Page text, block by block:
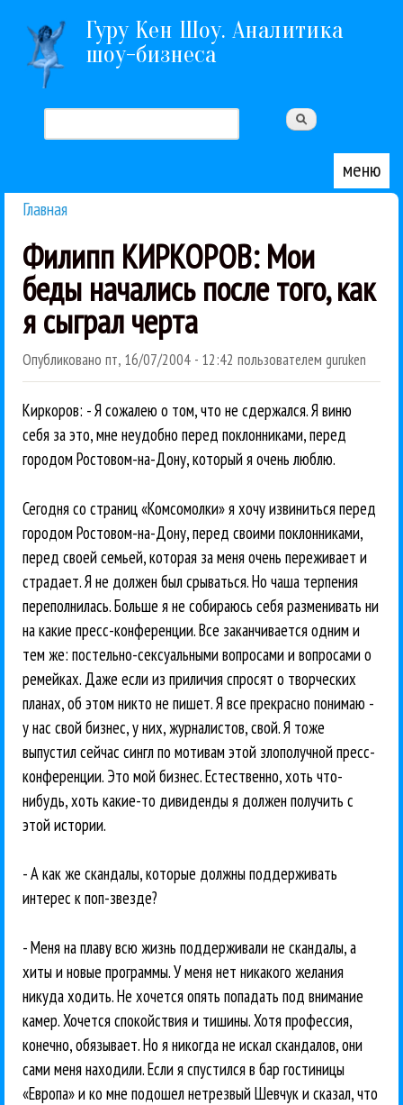
Перейти к основному содержанию
Гуру Кен Шоу. Аналитика
шоу-бизнеса
Форма поиска
меню
Главная
Филипп КИРКОРОВ: Мои
беды начались после того, как
я сыграл черта
Опубликовано пт, 16/07/2004 - 12:42 пользователем guruken
Киркоров: - Я сожалею о том, что не сдержался. Я виню
себя за это, мне неудобно перед поклонниками, перед
городом Ростовом-на-Дону, который я очень люблю.
Сегодня со страниц «Комсомолки» я хочу извиниться перед
городом Ростовом-на-Дону, перед своими поклонниками,
перед своей семьей, которая за меня очень переживает и
страдает. Я не должен был срываться. Но чаша терпения
переполнилась. Больше я не собираюсь себя разменивать ни
на какие пресс-конференции. Все заканчивается одним и
тем же: постельно-сексуальными вопросами и вопросами о
ремейках. Даже если из приличия спросят о творческих
планах, об этом никто не пишет. Я все прекрасно понимаю -
у нас свой бизнес, у них, журналистов, свой. Я тоже
выпустил сейчас сингл по мотивам этой злополучной пресс-
конференции. Это мой бизнес. Естественно, хоть что-
нибудь, хоть какие-то дивиденды я должен получить с
этой истории.
- А как же скандалы, которые должны поддерживать
интерес к поп-звезде?
- Меня на плаву всю жизнь поддерживали не скандалы, а
хиты и новые программы. У меня нет никакого желания
никуда ходить. Не хочется опять попадать под внимание
камер. Хочется спокойствия и тишины. Хотя профессия,
конечно, обязывает. Но я никогда не искал скандалов, они
сами меня находили. Если я спустился в бар гостиницы
«Европа» и ко мне подошел нетрезвый Шевчук и сказал, что